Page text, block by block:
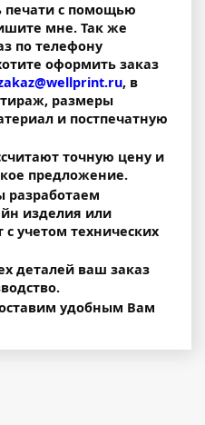
печати c помощью
мне. Так же
по телефону
оформить заказ
, в
размеры
и постпечатную
точную цену и
предложение.
разработаем
изделия или
учетом технических
деталей ваш заказ
удобным Вам